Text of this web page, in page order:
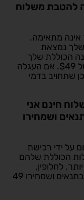
להטבת משלוח
אינה מתאימה.
שלך נמצאת
הכוללת שלך
עומדת בסף משלוח החינם המינימלי של $49. אם העגלה
שתחויב בדמי
חינם אני
ושמחירו
על ידי רכישת
הכוללת שלהם
לחלופין,
באפשרותך לרכוש מוצר אחד שעומד בתנאים ושמחירו 49